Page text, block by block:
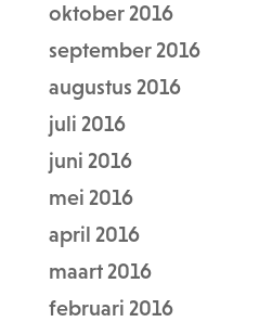
oktober 2016
september 2016
augustus 2016
juli 2016
juni 2016
mei 2016
april 2016
maart 2016
februari 2016